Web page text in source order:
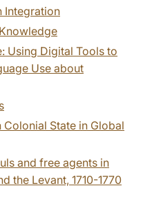
Integration
Using Digital Tools to
Use about
State in Global
and free agents in
the Levant, 1710-1770